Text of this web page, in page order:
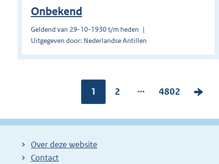
Onbekend
Geldend van 29-10-1930 t/m heden
Uitgegeven door: Nederlandse Antillen
Pagina:
1
P
g
2 ...
P
g
4802
V
l
Over deze website
Contact